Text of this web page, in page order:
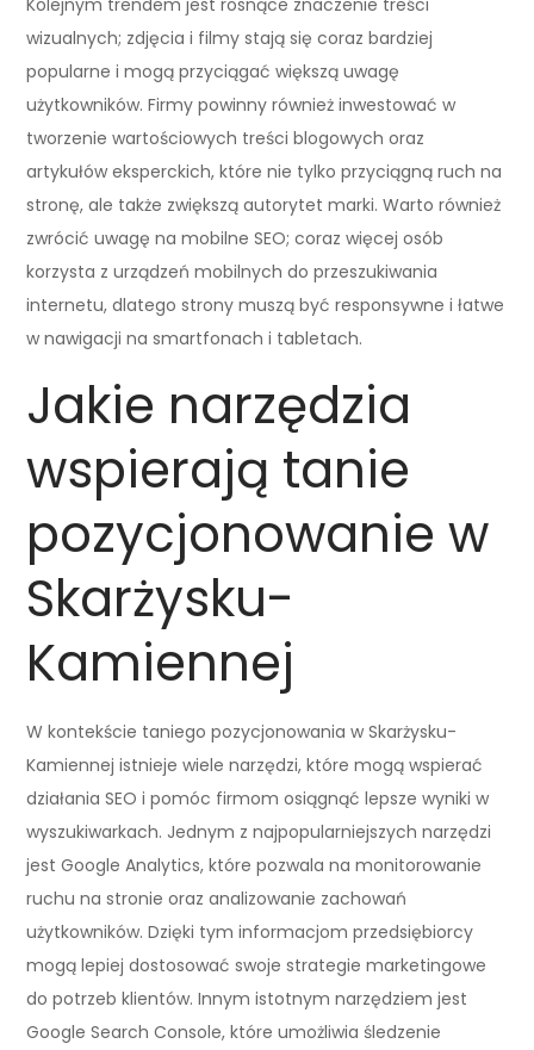
wizualnych; zdjęcia i filmy stają się coraz bardziej
popularne i mogą przyciągać większą uwagę
użytkowników. Firmy powinny również inwestować w
tworzenie wartościowych treści blogowych oraz
artykułów eksperckich, które nie tylko przyciągną ruch na
stronę, ale także zwiększą autorytet marki. Warto również
zwrócić uwagę na mobilne SEO; coraz więcej osób
korzysta z urządzeń mobilnych do przeszukiwania
internetu, dlatego strony muszą być responsywne i łatwe
w nawigacji na smartfonach i tabletach.
Jakie narzędzia
wspierają tanie
pozycjonowanie w
Skarżysku-
Kamiennej
W kontekście taniego pozycjonowania w Skarżysku-
Kamiennej istnieje wiele narzędzi, które mogą wspierać
działania SEO i pomóc firmom osiągnąć lepsze wyniki w
wyszukiwarkach. Jednym z najpopularniejszych narzędzi
jest Google Analytics, które pozwala na monitorowanie
ruchu na stronie oraz analizowanie zachowań
użytkowników. Dzięki tym informacjom przedsiębiorcy
mogą lepiej dostosować swoje strategie marketingowe
do potrzeb klientów. Innym istotnym narzędziem jest
Google Search Console, które umożliwia śledzenie